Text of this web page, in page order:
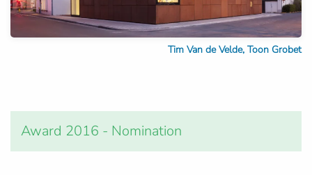
Tim Van de Velde, Toon Grobet
Award 2016 - Nomination